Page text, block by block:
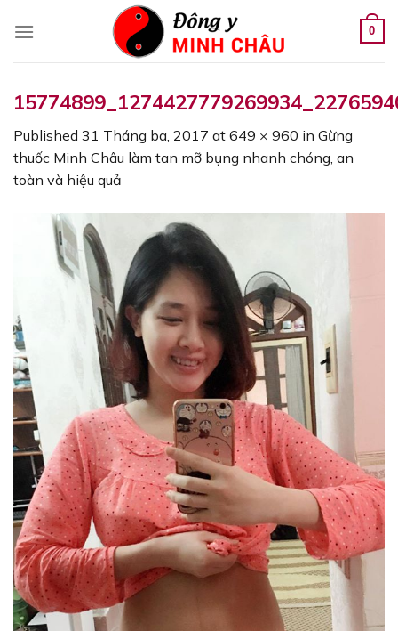
0
Published 31 Tháng ba, 2017 at 649 × 960 in Gừng
thuốc Minh Châu làm tan mỡ bụng nhanh chóng, an
toàn và hiệu quả